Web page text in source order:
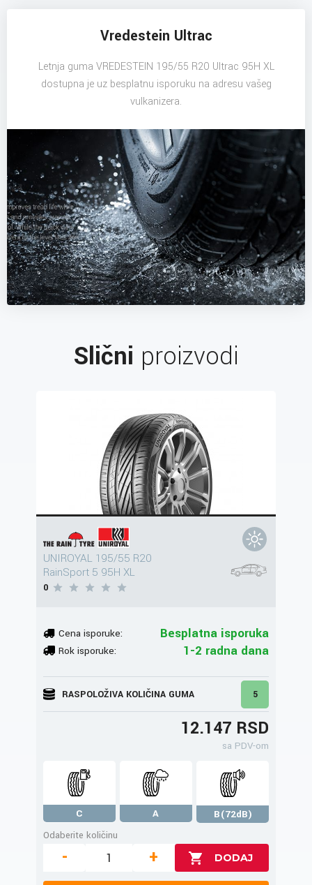
Vredestein Ultrac
Letnja guma VREDESTEIN 195/55 R20 Ultrac 95H XL
dostupna je uz besplatnu isporuku na adresu vašeg
vulkanizera.
Slični proizvodi
UNIROYAL 195/55 R20
RainSport 5 95H XL
0
Cena isporuke: Besplatna isporuka
Rok isporuke: 1-2 radna dana
RASPOLOŽIVA KOLIČINA GUMA 5
12.147 RSD
sa PDV-om
C A
B(72dB)
Odaberite količinu
- +